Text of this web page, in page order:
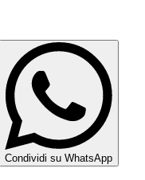
Condividi su WhatsApp